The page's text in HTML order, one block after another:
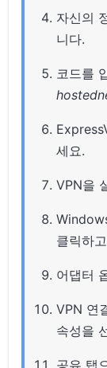
자신의
니다.
코드를
세요.
VPN을
클릭하
어댑터
VPN 연
속성을
공유 탭